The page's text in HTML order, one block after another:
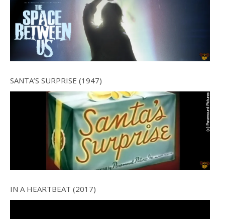
SANTA’S SURPRISE (1947)
IN A HEARTBEAT (2017)